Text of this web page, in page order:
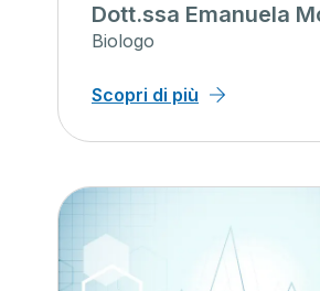
Dott.ssa Emanuela
Biologo
Scopri di più